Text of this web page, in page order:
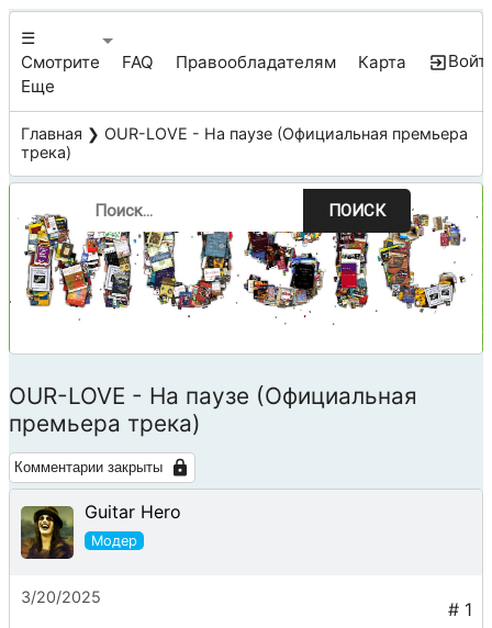
☰
Смотрите
Еще
FAQ Правообладателям Карта
Главная ❯ OUR-LOVE - На паузе (Официальная премьера
трека)
ПОИСК
OUR-LOVE - На паузе (Официальная
премьера трека)
Комментарии закрыты
Guitar Hero
3/20/2025